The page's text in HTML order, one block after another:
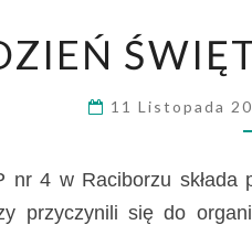
11 Listopada
nr 4 w Raciborzu składa
przyczynili się do